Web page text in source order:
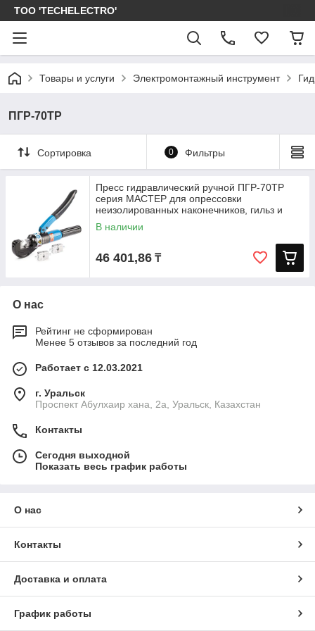
ТОО 'TECHELECTRO'
Товары и услуги Электромонтажный инструмент
ПГР-70ТР
Сортировка 0 Фильтры
Пресс гидравлический ручной ПГР-70ТР
серия МАСТЕР для опрессовки
неизолированных наконечников, гильз и
В наличии
46 401,86 ₸
О нас
Рейтинг не сформирован
Менее 5 отзывов за последний год
Работает с 12.03.2021
г. Уральск
Проспект Абулхаир хана, 2а, Уральск, Казахстан
Контакты
Сегодня выходной
Показать весь график работы
О нас
Контакты
Доставка и оплата
График работы